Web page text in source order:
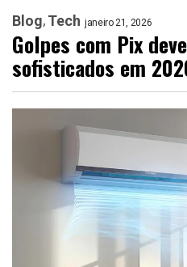
Blog Tech janeiro 21, 2026
Golpes com Pix
sofisticados em